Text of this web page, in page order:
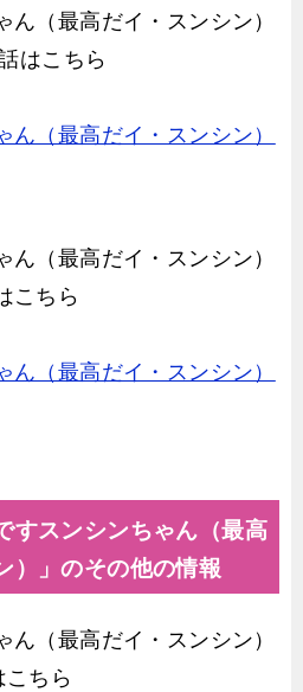
（最高だイ・スンシン）
はこちら
（最高だイ・スンシン）
（最高だイ・スンシン）
こちら
（最高だイ・スンシン）
すスンシンちゃん（最高
）」のその他の情報
（最高だイ・スンシン）
ちら